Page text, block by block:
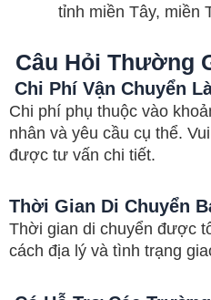
tỉnh miền Tây, miền
Câu Hỏi Thường
Chi Phí Vận Chuyển
Chi phí phụ thuộc vào
nhân và yêu cầu cụ thể.
được tư vấn chi tiết.
Thời Gian Di Chuyển
Thời gian di chuyển được
cách địa lý và tình trạng